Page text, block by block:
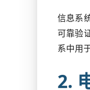
信息系
可靠验
系中用
2.